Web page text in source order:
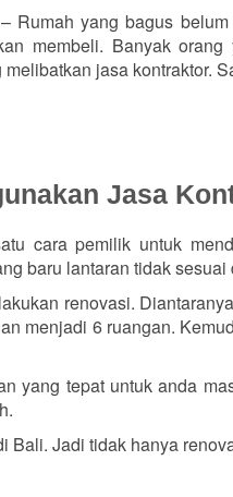
Rumah yang bagus
membeli. Banyak
jasa kontraktor.
Jasa
cara pemilik untuk
baru lantaran tidak sesuai
renovasi.
menjadi 6 ruangan.
yang tepat untuk anda
Bali. Jadi tidak hanya